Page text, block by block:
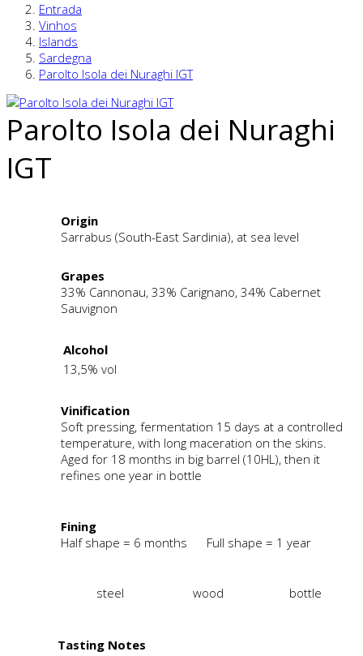
Entrada
Vinhos
Islands
Sardegna
Parolto Isola dei Nuraghi IGT
Parolto Isola dei Nuraghi
IGT
Origin
Sarrabus (South-East Sardinia), at sea level
Grapes
33% Cannonau, 33% Carignano, 34% Cabernet
Sauvignon
Alcohol
13,5% vol
Vinification
Soft pressing, fermentation 15 days at a controlled
temperature, with long maceration on the skins.
Aged for 18 months in big barrel (10HL), then it
refines one year in bottle
Fining
Half shape = 6 months Full shape = 1 year
steel wood bottle
Tasting Notes